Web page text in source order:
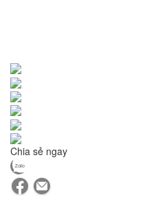
Chia sẻ ngay